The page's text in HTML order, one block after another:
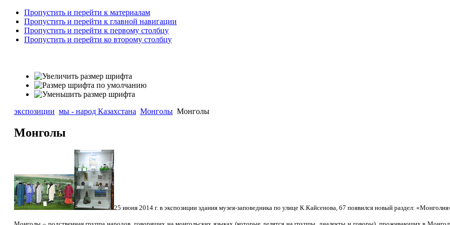
Пропустить и перейти к материалам
Пропустить и перейти к главной навигации
Пропустить и перейти к первому столбцу
Пропустить и перейти ко второму столбцу
экспозиции мы - народ Казахстана Монголы Монголы
Монголы
25 июня 2014 г. в экспозиции здания музея-заповедника по улице К.Кайсенова, 67 появился новый раздел: